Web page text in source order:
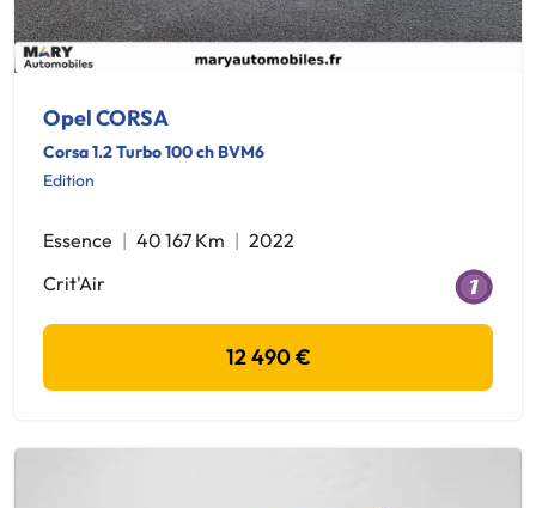
Opel CORSA
Corsa 1.2 Turbo 100 ch BVM6
Edition
Essence 40 167 Km
2022
Crit'Air
12 490 €